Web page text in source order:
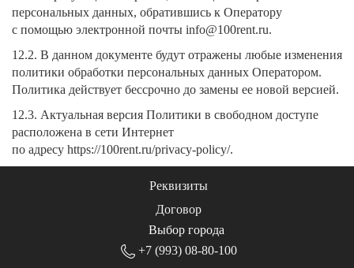
персональных данных, обратившись к Оператору
с помощью электронной почты info@100rent.ru.
12.2. В данном документе будут отражены любые изменения
политики обработки персональных данных Оператором.
Политика действует бессрочно до замены ее новой версией.
12.3. Актуальная версия Политики в свободном доступе
расположена в сети Интернет
по адресу https://100rent.ru/privacy-policy/.
Реквизиты
Договор
Выбор города
+7 (993) 08-80-100